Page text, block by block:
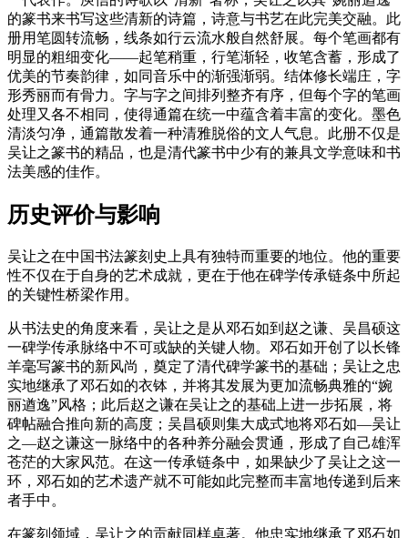
的篆书来书写这些清新的诗篇，诗意与书艺在此完美交融。此
册用笔圆转流畅，线条如行云流水般自然舒展。每个笔画都有
明显的粗细变化——起笔稍重，行笔渐轻，收笔含蓄，形成了
优美的节奏韵律，如同音乐中的渐强渐弱。结体修长端庄，字
形秀丽而有骨力。字与字之间排列整齐有序，但每个字的笔画
处理又各不相同，使得通篇在统一中蕴含着丰富的变化。墨色
清淡匀净，通篇散发着一种清雅脱俗的文人气息。此册不仅是
吴让之篆书的精品，也是清代篆书中少有的兼具文学意味和书
法美感的佳作。
历史评价与影响
吴让之在中国书法篆刻史上具有独特而重要的地位。他的重要
性不仅在于自身的艺术成就，更在于他在碑学传承链条中所起
的关键性桥梁作用。
从书法史的角度来看，吴让之是从邓石如到赵之谦、吴昌硕这
一碑学传承脉络中不可或缺的关键人物。邓石如开创了以长锋
羊毫写篆书的新风尚，奠定了清代碑学篆书的基础；吴让之忠
实地继承了邓石如的衣钵，并将其发展为更加流畅典雅的“婉
丽遒逸”风格；此后赵之谦在吴让之的基础上进一步拓展，将
碑帖融合推向新的高度；吴昌硕则集大成式地将邓石如—吴让
之—赵之谦这一脉络中的各种养分融会贯通，形成了自己雄浑
苍茫的大家风范。在这一传承链条中，如果缺少了吴让之这一
环，邓石如的艺术遗产就不可能如此完整而丰富地传递到后来
者手中。
在篆刻领域，吴让之的贡献同样卓著。他忠实地继承了邓石如